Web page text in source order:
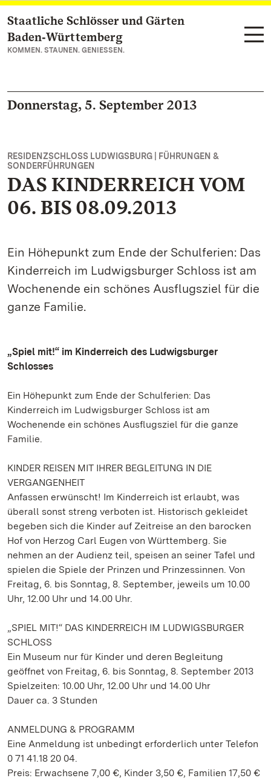
Zum Hauptinhalt springen
Staatliche Schlösser und Gärten
Baden‑Württemberg
KOMMEN. STAUNEN. GENIESSEN.
Donnerstag, 5. September 2013
RESIDENZSCHLOSS LUDWIGSBURG | FÜHRUNGEN &
SONDERFÜHRUNGEN
DAS KINDERREICH VOM
06. BIS 08.09.2013
Ein Höhepunkt zum Ende der Schulferien: Das
Kinderreich im Ludwigsburger Schloss ist am
Wochenende ein schönes Ausflugsziel für die
ganze Familie.
„Spiel mit!“ im Kinderreich des Ludwigsburger
Schlosses
Ein Höhepunkt zum Ende der Schulferien: Das
Kinderreich im Ludwigsburger Schloss ist am
Wochenende ein schönes Ausflugsziel für die ganze
Familie.
KINDER REISEN MIT IHRER BEGLEITUNG IN DIE
VERGANGENHEIT
Anfassen erwünscht! Im Kinderreich ist erlaubt, was
überall sonst streng verboten ist. Historisch gekleidet
begeben sich die Kinder auf Zeitreise an den barocken
Hof von Herzog Carl Eugen von Württemberg. Sie
nehmen an der Audienz teil, speisen an seiner Tafel und
spielen die Spiele der Prinzen und Prinzessinnen. Von
Freitag, 6. bis Sonntag, 8. September, jeweils um 10.00
Uhr, 12.00 Uhr und 14.00 Uhr.
„SPIEL MIT!“ DAS KINDERREICH IM LUDWIGSBURGER
SCHLOSS
Ein Museum nur für Kinder und deren Begleitung
geöffnet von Freitag, 6. bis Sonntag, 8. September 2013
Spielzeiten: 10.00 Uhr, 12.00 Uhr und 14.00 Uhr
Dauer ca. 3 Stunden
ANMELDUNG & PROGRAMM
Eine Anmeldung ist unbedingt erforderlich unter Telefon
0 71 41.18 20 04.
Preis: Erwachsene 7,00 €, Kinder 3,50 €, Familien 17,50 €